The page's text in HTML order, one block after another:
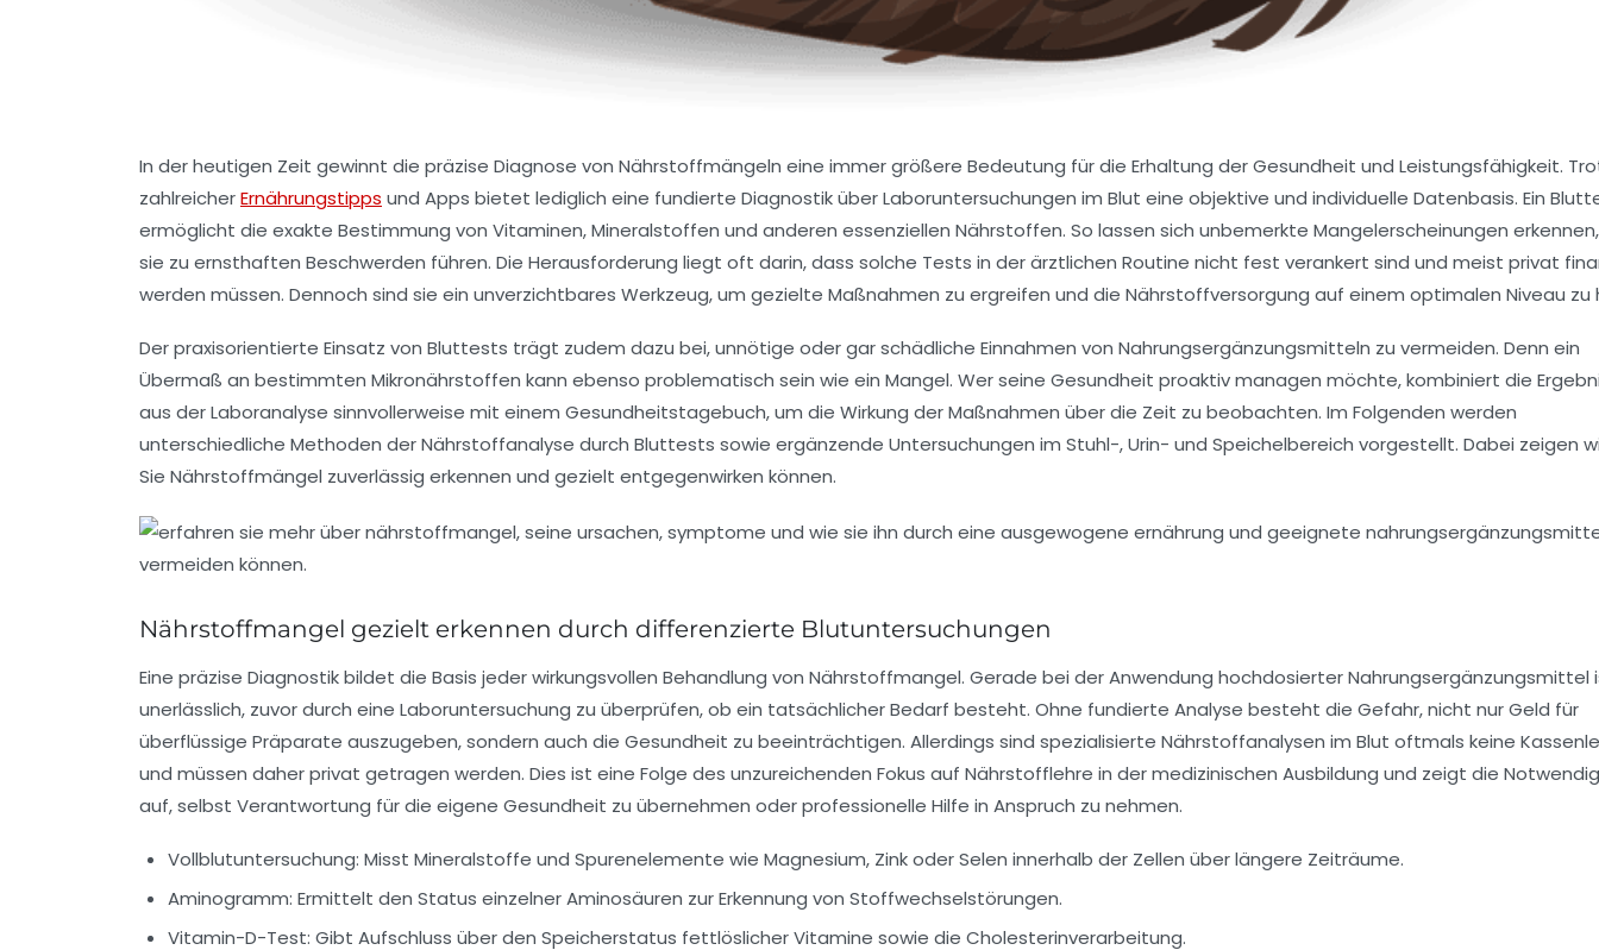
In der heutigen Zeit gewinnt die präzise Diagnose von Nährstoffmängeln eine immer größere Bedeutung für die Erhaltung der Gesundheit und Leistungsfähigkeit.
zahlreicherErnährungstipps und Apps bietet lediglich eine fundierte Diagnostik über Laboruntersuchungen im Blut eine objektive und individuelle Datenbasis. Ein
ermöglicht die exakte Bestimmung von Vitaminen, Mineralstoffen und anderen essenziellen Nährstoffen. So lassen sich unbemerkte Mangelerscheinungen
sie zu ernsthaften Beschwerden führen. Die Herausforderung liegt oft darin, dass solche Tests in der ärztlichen Routine nicht fest verankert sind und meist privat
werden müssen. Dennoch sind sie ein unverzichtbares Werkzeug, um gezielte Maßnahmen zu ergreifen und die Nährstoffversorgung auf einem optimalen Niveau zu
Der praxisorientierte Einsatz von Bluttests trägt zudem dazu bei, unnötige oder gar schädliche Einnahmen von Nahrungsergänzungsmitteln zu vermeiden. Denn ein
Übermaß an bestimmten Mikronährstoffen kann ebenso problematisch sein wie ein Mangel. Wer seine Gesundheit proaktiv managen möchte, kombiniert die
aus der Laboranalyse sinnvollerweise mit einem Gesundheitstagebuch, um die Wirkung der Maßnahmen über die Zeit zu beobachten. Im Folgenden werden
unterschiedliche Methoden der Nährstoffanalyse durch Bluttests sowie ergänzende Untersuchungen im Stuhl-, Urin- und Speichelbereich vorgestellt. Dabei zeigen
Sie Nährstoffmängel zuverlässig erkennen und gezielt entgegenwirken können.
Nährstoffmangel gezielt erkennen durch differenzierte Blutuntersuchungen
Eine präzise Diagnostik bildet die Basis jeder wirkungsvollen Behandlung von Nährstoffmangel. Gerade bei der Anwendung hochdosierter Nahrungsergänzungsmittel
unerlässlich, zuvor durch eine Laboruntersuchung zu überprüfen, ob ein tatsächlicher Bedarf besteht. Ohne fundierte Analyse besteht die Gefahr, nicht nur Geld für
überflüssige Präparate auszugeben, sondern auch die Gesundheit zu beeinträchtigen. Allerdings sind spezialisierte Nährstoffanalysen im Blut oftmals keine
und müssen daher privat getragen werden. Dies ist eine Folge des unzureichenden Fokus auf Nährstofflehre in der medizinischen Ausbildung und zeigt die
auf, selbst Verantwortung für die eigene Gesundheit zu übernehmen oder professionelle Hilfe in Anspruch zu nehmen.
Vollblutuntersuchung: Misst Mineralstoffe und Spurenelemente wie Magnesium, Zink oder Selen innerhalb der Zellen über längere Zeiträume.
Aminogramm: Ermittelt den Status einzelner Aminosäuren zur Erkennung von Stoffwechselstörungen.
Vitamin-D-Test: Gibt Aufschluss über den Speicherstatus fettlöslicher Vitamine sowie die Cholesterinverarbeitung.